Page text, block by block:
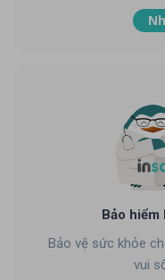
Bảo hiểm
Bảo vệ sức khỏe
vui